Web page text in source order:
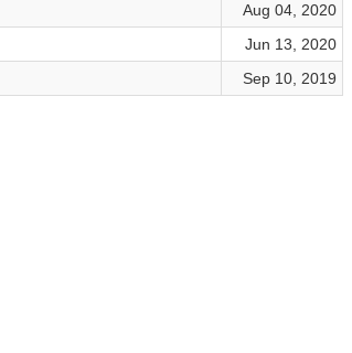
Aug 04, 2020
Jun 13, 2020
Sep 10, 2019